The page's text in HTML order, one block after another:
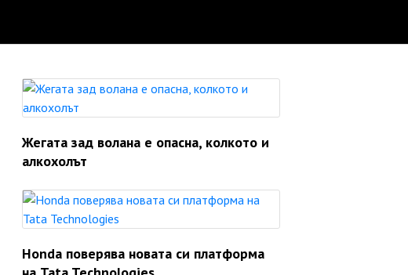
Жегата зад волана е опасна, колкото и
алкохолът
Honda поверява новата си платформа